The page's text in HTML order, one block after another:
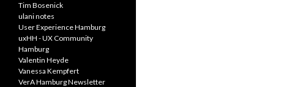
Tim Bosenick
ulani notes
User Experience Hamburg
uxHH - UX Community
Hamburg
Valentin Heyde
Vanessa Kempfert
VerA Hamburg Newsletter